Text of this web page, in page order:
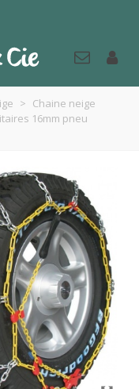
> Chaine neige
16mm pneu